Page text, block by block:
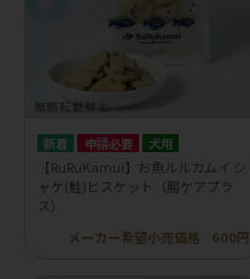
申請必要 犬用
【RuRuKamui】お魚ルルカムイ シ
ャケ(鮭)ビスケット（腸ケアプラ
ス）
メーカー希望小売価格
600円